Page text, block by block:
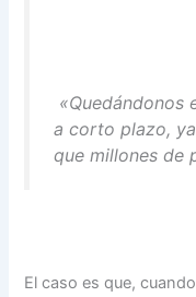
«Quedándonos
a corto plazo,
que millones de
El caso es que,